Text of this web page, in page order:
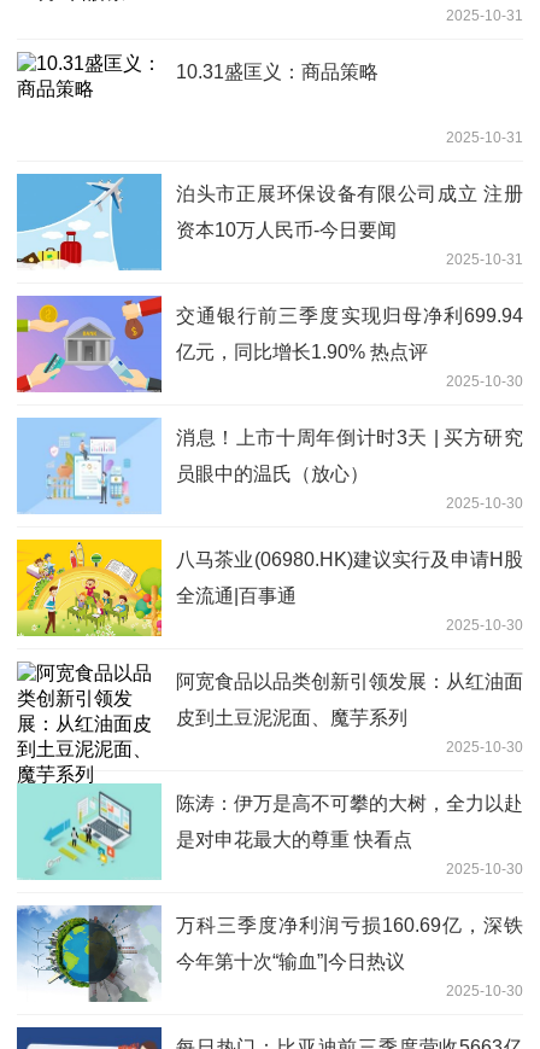
2025-10-31
10.31盛匡义：商品策略
2025-10-31
泊头市正展环保设备有限公司成立 注册
资本10万人民币-今日要闻
2025-10-31
交通银行前三季度实现归母净利699.94
亿元，同比增长1.90% 热点评
2025-10-30
消息！上市十周年倒计时3天 | 买方研究
员眼中的温氏（放心）
2025-10-30
八马茶业(06980.HK)建议实行及申请H股
全流通|百事通
2025-10-30
阿宽食品以品类创新引领发展：从红油面
皮到土豆泥泥面、魔芋系列
2025-10-30
陈涛：伊万是高不可攀的大树，全力以赴
是对申花最大的尊重 快看点
2025-10-30
万科三季度净利润亏损160.69亿，深铁
今年第十次“输血”|今日热议
2025-10-30